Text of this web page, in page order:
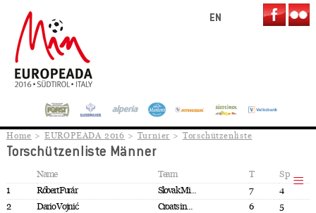
EN
Home EUROPEADA 2016 Turnier Torschützenliste
Torschützenliste Männer
Name Team T
Sp
1
Róbert Furár Slovak Mi... 7
4
2
Dario Vojnić Croats in... 6
5